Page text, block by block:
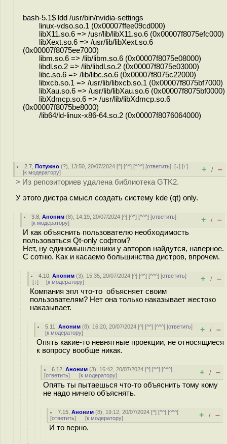
bash-5.1$ ldd /usr/bin/nvidia-settings
linux-vdso.so.1 (0x00007ffee09cd000)
libX11.so.6 => /usr/lib/libX11.so.6 (0x00007f8075efc000)
libXext.so.6 => /usr/lib/libXext.so.6
(0x00007f8075ee7000)
libm.so.6 => /lib/libm.so.6 (0x00007f8075e08000)
libdl.so.2 => /lib/libdl.so.2 (0x00007f8075e03000)
libc.so.6 => /lib/libc.so.6 (0x00007f8075c22000)
libxcb.so.1 => /usr/lib/libxcb.so.1 (0x00007f8075bf7000)
libXau.so.6 => /usr/lib/libXau.so.6 (0x00007f8075bf0000)
libXdmcp.so.6 => /usr/lib/libXdmcp.so.6
(0x00007f8075be8000)
/lib64/ld-linux-x86-64.so.2 (0x00007f8076064000)
2.7 ,Потужно (?), 13:50, 20/07/2024 [^] [^^] [^^^] [ответить][↓] [↑]
[к модератору] + / –
> Из репозиториев удалена библиотека GTK2.
У этого дистра смысл создать систему kde (qt) only.
3.8 ,Аноним (8), 14:19, 20/07/2024 [^] [^^] [^^^] [ответить]
[к модератору] + / –
И как объяснить пользователю необходимость
пользоваться Qt-only софтом?
Нет, ну единомышленники у авторов найдутся, наверное.
С сотню. Как и касаемо большинства дистров, впрочем.
4.10 ,Аноним (3), 15:35, 20/07/2024 [^] [^^] [^^^] [ответить]
[↓] [к модератору] + / –
Компания эпл что-то объясняет своим
пользователям? Нет она только наказывает жестоко
наказывает.
5.11 ,Аноним (8), 16:20, 20/07/2024 [^] [^^] [^^^] [ответить]
[к модератору] + / –
Опять какие-то невнятные проекции, не относящиеся
к вопросу вообще никак.
6.12 ,Аноним (3), 16:42, 20/07/2024 [^] [^^] [^^^]
[ответить] [к модератору] + / –
Опять ты пытаешься что-то объяснить тому кому
не надо ничего объяснять.
7.15 ,Аноним (8), 19:12, 20/07/2024 [^] [^^] [^^^]
[ответить] [к модератору] + / –
И то верно.